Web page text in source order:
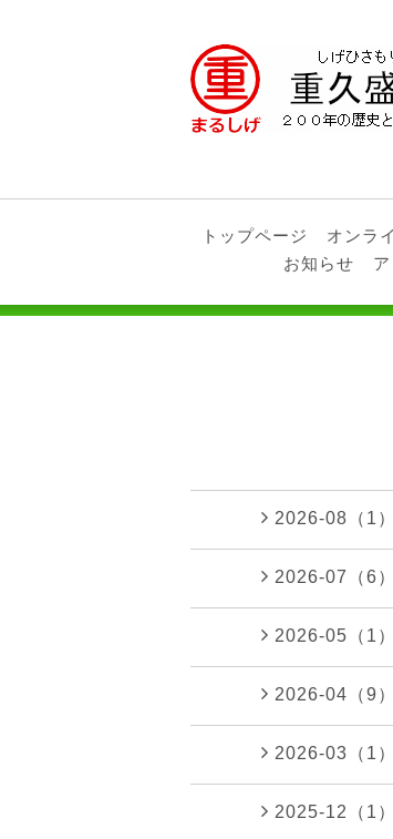
トップページ オンラ
お知らせ
2026-08（1）
2026-07（6）
2026-05（1）
2026-04（9）
2026-03（1）
2025-12（1）